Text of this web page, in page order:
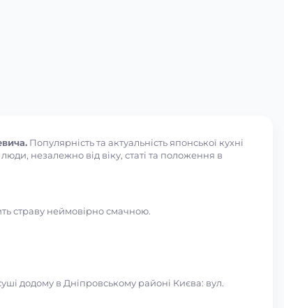
Популярність та актуальність японської кухні
незалежно від віку, статі та положення в
страву неймовірно смачною.
додому в Дніпровському районі Києва: вул.